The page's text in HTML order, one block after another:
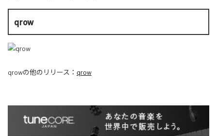
qrow
qrowの他のリリース： qrow